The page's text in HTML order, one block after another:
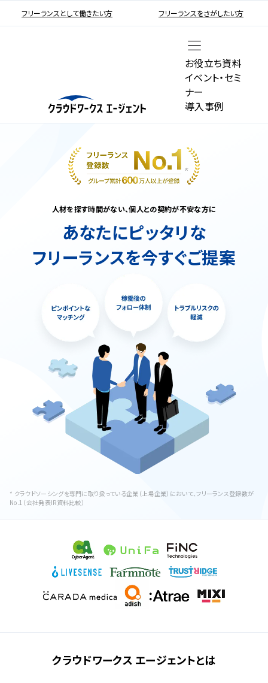
フリーランスとして働きたい方 フリーランスをさがしたい方
お役立ち資料
イベント・セミ
ナー
導入事例
人材を探す時間がない、個人との契約が不安な方に
あなたにピッタリな
フリーランスを今すぐご提案
* クラウドソーシングを専門に取り扱っている企業（上場企業）において、フリーランス登録数が
No.1（会社発表IR資料比較）
クラウドワークス エージェントとは